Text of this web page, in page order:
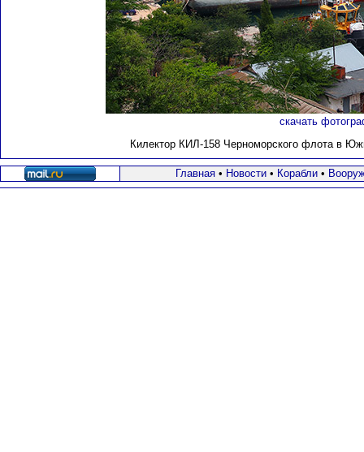
скачать
Килектор КИЛ-158 Черноморского флота в
Главная• Новости• Корабли•